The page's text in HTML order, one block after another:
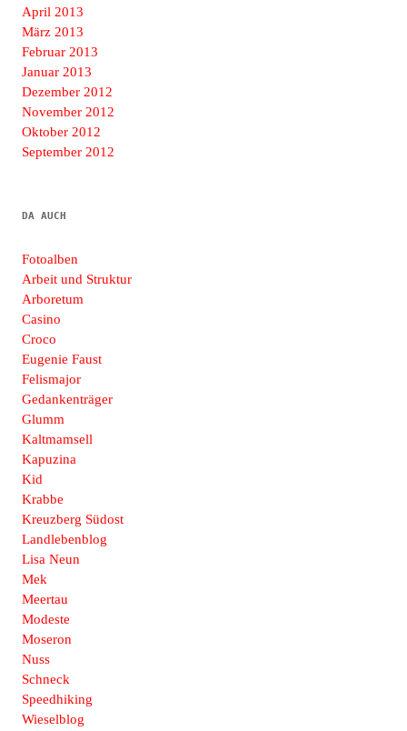
April 2013
März 2013
Februar 2013
Januar 2013
Dezember 2012
November 2012
Oktober 2012
September 2012
DA AUCH
Fotoalben
Arbeit und Struktur
Arboretum
Casino
Croco
Eugenie Faust
Felismajor
Gedankenträger
Glumm
Kaltmamsell
Kapuzina
Kid
Krabbe
Kreuzberg Südost
Landlebenblog
Lisa Neun
Mek
Meertau
Modeste
Moseron
Nuss
Schneck
Speedhiking
Wieselblog